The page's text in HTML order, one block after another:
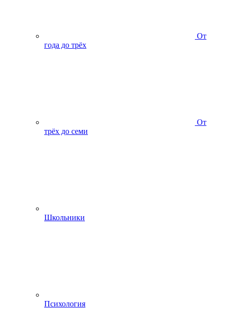
От
года до трёх
От
трёх до семи
Школьники
Психология